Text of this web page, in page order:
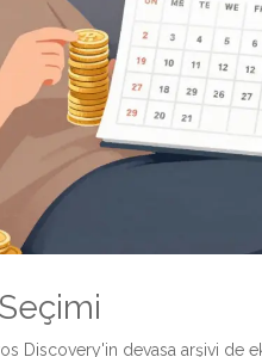
Discovery'in devasa arşivi de